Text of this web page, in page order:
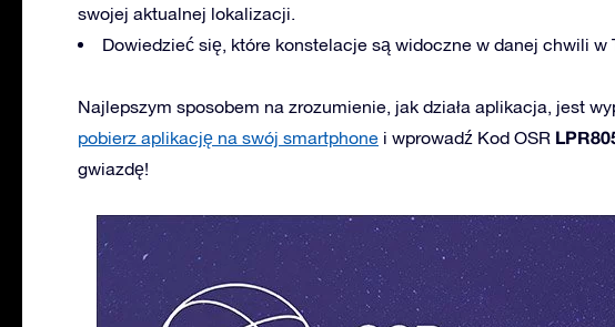
swojej aktualnej lokalizacji.
Dowiedzieć się, które konstelacje są widoczne w danej chwili w
Najlepszym sposobem na zrozumienie, jak działa aplikacja, jest
pobierz aplikację na swój smartphone i wprowadź Kod OSR
gwiazdę!